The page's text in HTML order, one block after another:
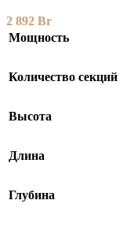
2 892 Br
Мощность
Количество секций
Высота
Длина
Глубина